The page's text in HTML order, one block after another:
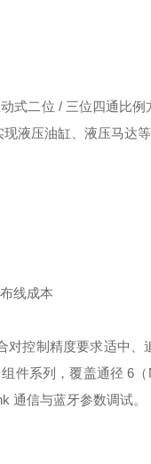
式二位 / 三位四通比例
液压油缸、液压马达
线成本
对控制精度要求适中
件系列 ，覆盖通径 6
通信与蓝牙参数调试。